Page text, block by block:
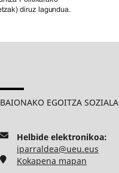
BAIONAKO EGOITZA SOZIALA
Helbide elektronikoa:
iparraldea@ueu.eus
Kokapena mapan